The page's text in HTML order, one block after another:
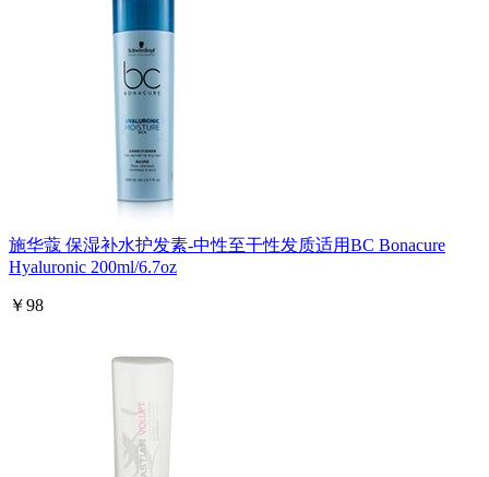
施华蔻 保湿补水护发素-中性至干性发质适用BC Bonacure
Hyaluronic 200ml/6.7oz
￥98